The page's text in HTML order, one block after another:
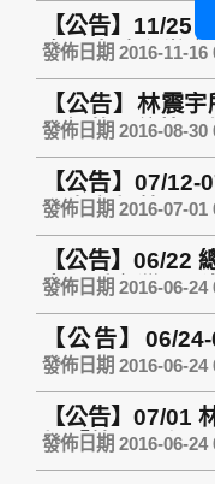
【公告】11/25
育研究院主辦之
挑戰論壇發表人
發佈日期 2016-11-16
【公告】林震
翻譯的哥倫比亞
奧斯卡最佳外
El abrazo de la
Guerra
發佈日期 2016-08-30
【公告】07/
雷多參加第四屆
會並發表論文
發佈日期 2016-07-01
【公告】06/22
圭，秀台灣電影
國片，由林震
審校工作
發佈日期 2016-06-24
【公告】06/
teaches
University of
發佈日期 2016-06-24
【公告】07/01
加「第三屆留西
百年學術研討會
發佈日期 2016-06-24